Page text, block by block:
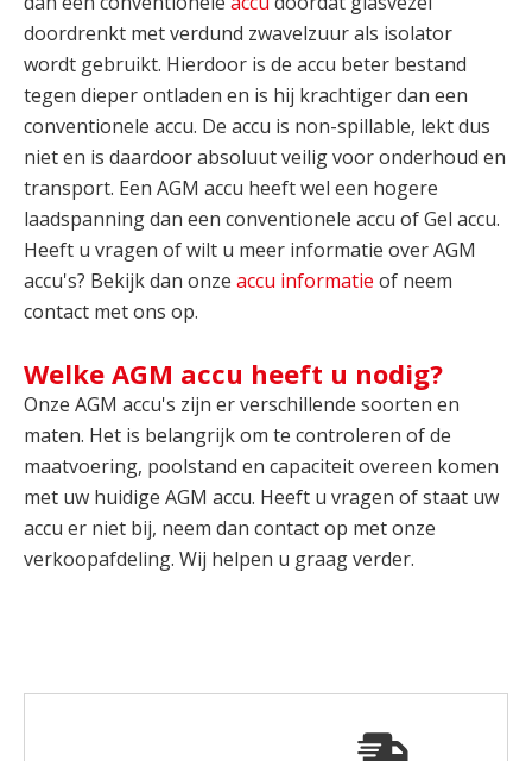
doordrenkt met verdund zwavelzuur als isolator
wordt gebruikt. Hierdoor is de accu beter bestand
tegen dieper ontladen en is hij krachtiger dan een
conventionele accu. De accu is non-spillable, lekt dus
niet en is daardoor absoluut veilig voor onderhoud en
transport. Een AGM accu heeft wel een hogere
laadspanning dan een conventionele accu of Gel accu.
Heeft u vragen of wilt u meer informatie over AGM
accu's? Bekijk dan onze accu informatie of neem
contact met ons op.
Welke AGM accu heeft u nodig?
Onze AGM accu's zijn er verschillende soorten en
maten. Het is belangrijk om te controleren of de
maatvoering, poolstand en capaciteit overeen komen
met uw huidige AGM accu. Heeft u vragen of staat uw
accu er niet bij, neem dan contact op met onze
verkoopafdeling. Wij helpen u graag verder.